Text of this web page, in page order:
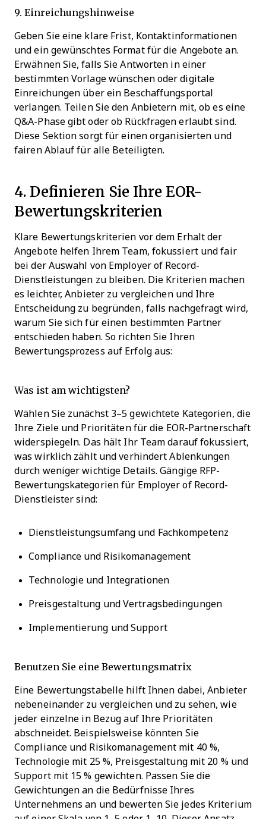
9. Einreichungshinweise
Geben Sie eine klare Frist, Kontaktinformationen
und ein gewünschtes Format für die Angebote an.
Erwähnen Sie, falls Sie Antworten in einer
bestimmten Vorlage wünschen oder digitale
Einreichungen über ein Beschaffungsportal
verlangen. Teilen Sie den Anbietern mit, ob es eine
Q&A-Phase gibt oder ob Rückfragen erlaubt sind.
Diese Sektion sorgt für einen organisierten und
fairen Ablauf für alle Beteiligten.
4. Definieren Sie Ihre EOR-
Bewertungskriterien
Klare Bewertungskriterien vor dem Erhalt der
Angebote helfen Ihrem Team, fokussiert und fair
bei der Auswahl von Employer of Record-
Dienstleistungen zu bleiben. Die Kriterien machen
es leichter, Anbieter zu vergleichen und Ihre
Entscheidung zu begründen, falls nachgefragt wird,
warum Sie sich für einen bestimmten Partner
entschieden haben. So richten Sie Ihren
Bewertungsprozess auf Erfolg aus:
Was ist am wichtigsten?
Wählen Sie zunächst 3–5 gewichtete Kategorien, die
Ihre Ziele und Prioritäten für die EOR-Partnerschaft
widerspiegeln. Das hält Ihr Team darauf fokussiert,
was wirklich zählt und verhindert Ablenkungen
durch weniger wichtige Details. Gängige RFP-
Bewertungskategorien für Employer of Record-
Dienstleister sind:
Dienstleistungsumfang und Fachkompetenz
Compliance und Risikomanagement
Technologie und Integrationen
Preisgestaltung und Vertragsbedingungen
Implementierung und Support
Benutzen Sie eine Bewertungsmatrix
Eine Bewertungstabelle hilft Ihnen dabei, Anbieter
nebeneinander zu vergleichen und zu sehen, wie
jeder einzelne in Bezug auf Ihre Prioritäten
abschneidet. Beispielsweise könnten Sie
Compliance und Risikomanagement mit 40 %,
Technologie mit 25 %, Preisgestaltung mit 20 % und
Support mit 15 % gewichten. Passen Sie die
Gewichtungen an die Bedürfnisse Ihres
Unternehmens an und bewerten Sie jedes Kriterium